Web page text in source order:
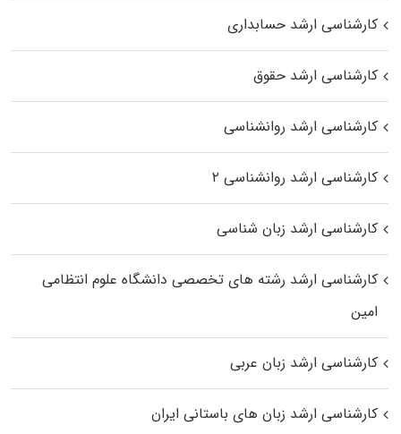
کارشناسی ارشد حسابداری
کارشناسی ارشد حقوق
کارشناسی ارشد روانشناسی
کارشناسی ارشد روانشناسی ۲
کارشناسی ارشد زبان شناسی
کارشناسی ارشد رﺷﺘﻪ ﻫﺎی تخصصی داﻧﺸﮕﺎه ﻋﻠﻮم انتظامی
اﻣﻴﻦ
کارشناسی ارشد زبان عربی
کارشناسی ارشد زبان‌ های باستانی ایران